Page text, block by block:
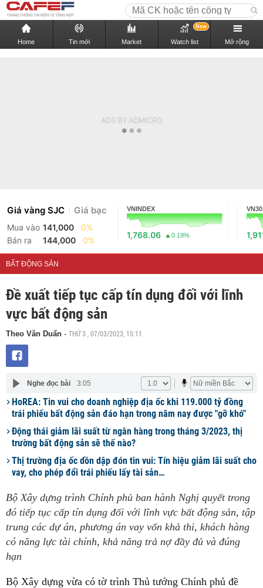
Home Tin mới Market Watch list
New
Mở rộng
Giá vàng SJC Giá bạc
Mua vào 141,000
0%
Bán ra
144,000 0%
VNINDEX
1,768.06 0.19%
VN30
BẤT ĐỘNG SẢN
Đề xuất tiếp tục cấp tín dụng đối với lĩnh
vực bất động sản
Theo Văn Duẩn - THỨ 3 , 07/03/2023, 15:11
Nghe đọc bài 3:05
HoREA: Tin vui cho doanh nghiệp địa ốc khi 119.000 tỷ đồng
trái phiếu bất động sản đáo hạn trong năm nay được "gỡ khó"
Động thái giảm lãi suất từ ngân hàng trong tháng 3/2023, thị
trường bất động sản sẽ thế nào?
Thị trường địa ốc dồn dập đón tin vui: Tín hiệu giảm lãi suất cho
vay, cho phép đổi trái phiếu lấy tài sản…
Bộ Xây dựng trình Chính phủ ban hành Nghị quyết trong
đó tiếp tục cấp tín dụng đối với lĩnh vực bất động sản, tập
trung các dự án, phương án vay vốn khả thi, khách hàng
có năng lực tài chính, khả năng trả nợ đầy đủ và đúng
hạn
Bộ Xây dựng vừa có tờ trình Thủ tướng Chính phủ đề